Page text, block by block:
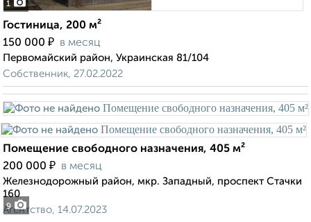
1
Гостиница, 200 м²
150 000 ₽ в месяц
Первомайский район, Украинская 81/104
Собственник, 27.02.2022
9
Помещение свободного назначения, 405 м²
200 000 ₽ в месяц
Железнодорожный район, мкр. Западный, проспект Стачки
160
Агентство, 14.07.2023